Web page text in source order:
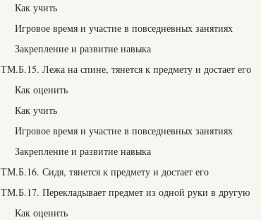
Как учить
Игровое время и участие в повседневных занятиях
Закрепление и развитие навыка
ТМ.Б.15. Лежа на спине, тянется к предмету и достает его
Как оценить
Как учить
Игровое время и участие в повседневных занятиях
Закрепление и развитие навыка
ТМ.Б.16. Сидя, тянется к предмету и достает его
ТМ.Б.17. Перекладывает предмет из одной руки в другую
Как оценить